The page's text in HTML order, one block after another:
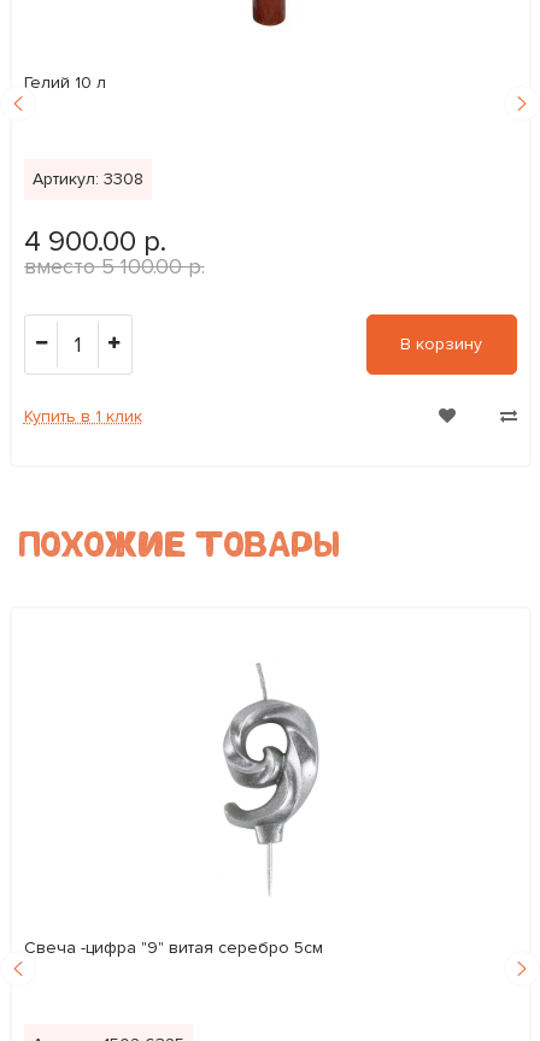
Гелий 10 л
Артикул: 3308
4 900.00 р.
5 100.00 р.
1 В корзину
Купить в 1 клик
ПОХОЖИЕ ТОВАРЫ
Свеча -цифра "9" витая серебро 5см